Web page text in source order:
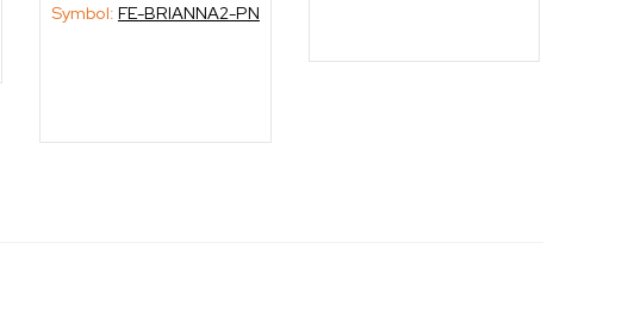
Symbol: FE-BRIANNA2-PN